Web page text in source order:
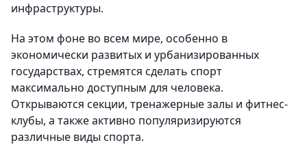
инфраструктуры.
На этом фоне во всем мире, особенно в
экономически развитых и урбанизированных
государствах, стремятся сделать спорт
максимально доступным для человека.
Открываются секции, тренажерные залы и фитнес-
клубы, а также активно популяризируются
различные виды спорта.